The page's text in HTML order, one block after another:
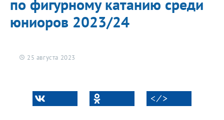
по фигурному катанию среди
юниоров 2023/24
25 августа 2023
< ⁄ >